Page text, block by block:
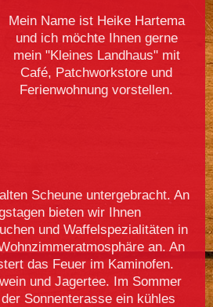
Mein Name ist Heike Hartema
und ich möchte Ihnen gerne
mein "Kleines Landhaus" mit
Café, Patchworkstore und
Ferienwohnung vorstellen.
Scheune untergebracht. An
bieten wir Ihnen
und Waffelspezialitäten in
an. An
das Feuer im Kaminofen.
und Jagertee. Im Sommer
Sonnenterasse ein kühles